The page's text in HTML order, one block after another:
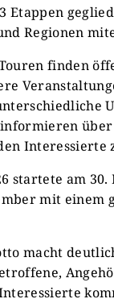
Etappen
Regionen
finden
über
Interessierte
startete am
mit einem
macht